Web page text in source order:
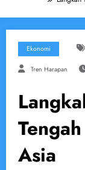
Ekonomi
Tren Harapan
Asia